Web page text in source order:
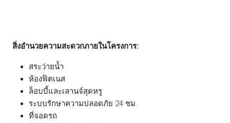
สิ่งอำนวยความสะดวกภายในโครงการ:
สระว่ายน้ำ
ห้องฟิตเนส
ล็อบบี้และเลานจ์สุดหรู
ระบบรักษาความปลอดภัย 24 ชม.
ที่จอดรถ